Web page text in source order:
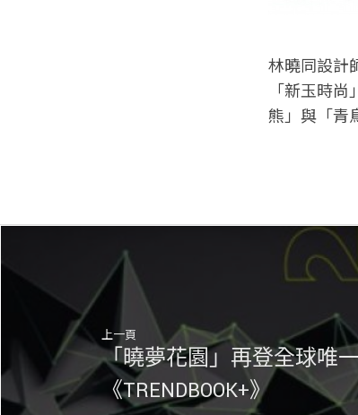
林曉同設計
「新玉時
熊」與「青
上一頁
「曉夢花園」再登全球唯
《TRENDBOOK+》